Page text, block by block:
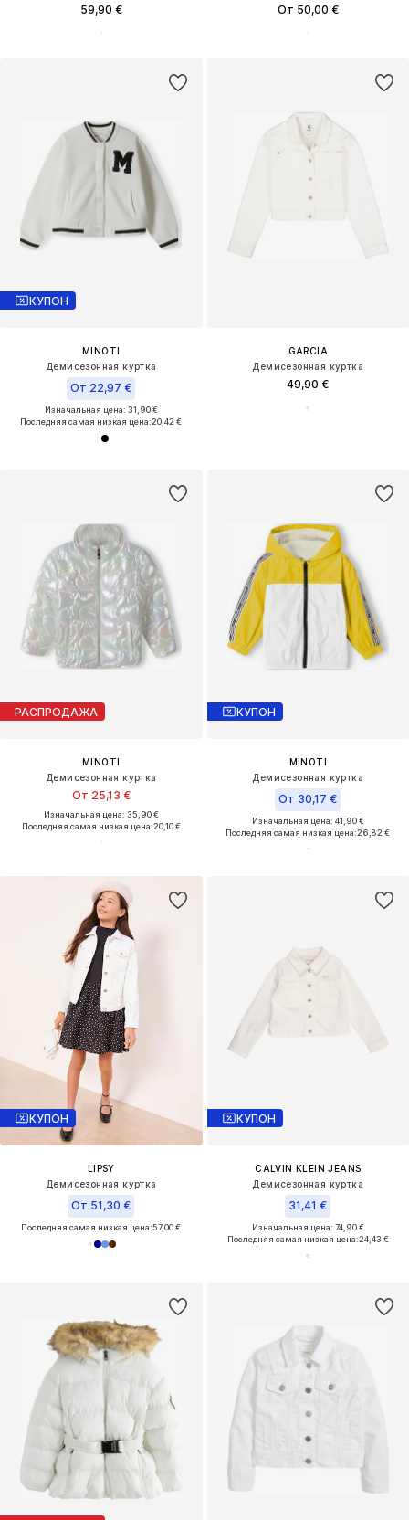
59,90 € От 50,00 €
КУПОН
MINOTI
Демисезонная куртка
От 22,97 €
Изначальная цена: 31,90 €
Последняя самая низкая цена:20,42 €
GARCIA
Демисезонная куртка
49,90 €
РАСПРОДАЖА
MINOTI
Демисезонная куртка
От 25,13 €
Изначальная цена: 35,90 €
Последняя самая низкая цена:20,10 €
КУПОН
MINOTI
Демисезонная куртка
От 30,17 €
Изначальная цена: 41,90 €
Последняя самая низкая цена:26,82 €
КУПОН
LIPSY
Демисезонная куртка
От 51,30 €
Последняя самая низкая цена:57,00 €
КУПОН
CALVIN KLEIN JEANS
Демисезонная куртка
31,41 €
Изначальная цена: 74,90 €
Последняя самая низкая цена:24,43 €